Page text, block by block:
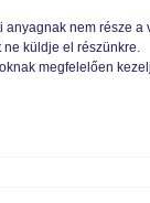
nem része
küldje el részünkre.
megfelelően